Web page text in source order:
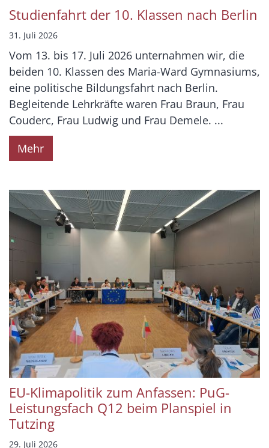
Studienfahrt der 10. Klassen nach Berlin
31. Juli 2026
Vom 13. bis 17. Juli 2026 unternahmen wir, die
beiden 10. Klassen des Maria-Ward Gymnasiums,
eine politische Bildungsfahrt nach Berlin.
Begleitende Lehrkräfte waren Frau Braun, Frau
Couderc, Frau Ludwig und Frau Demele. ...
Mehr
EU-Klimapolitik zum Anfassen: PuG-
Leistungsfach Q12 beim Planspiel in
Tutzing
29. Juli 2026